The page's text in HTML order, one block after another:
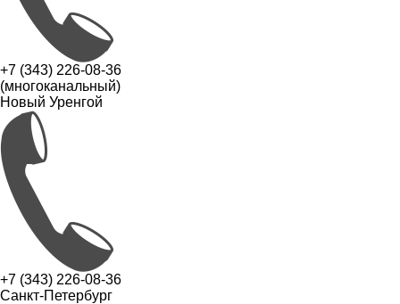
+7 (343) 226-08-36
(многоканальный)
Новый Уренгой
+7 (343) 226-08-36
Санкт-Петербург